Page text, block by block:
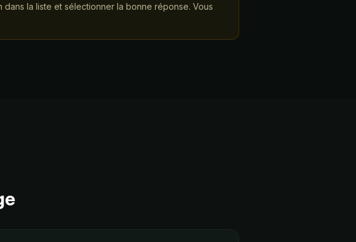
la liste et sélectionner la bonne réponse. Vous